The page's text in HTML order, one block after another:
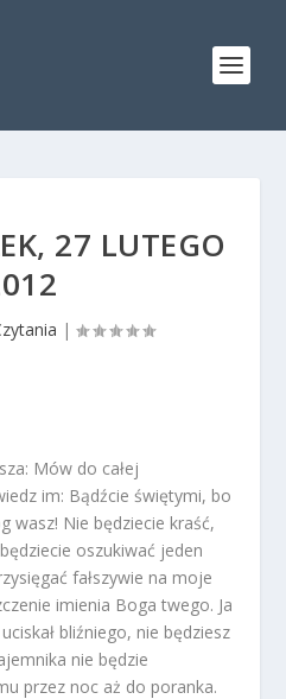
27 LUTEGO
|
Mów do całej
im: Bądźcie świętymi, bo
wasz! Nie będziecie kraść,
oszukiwać jeden
fałszywie na moje
imienia Boga twego. Ja
bliźniego, nie będziesz
nie będzie
przez noc aż do poranka.